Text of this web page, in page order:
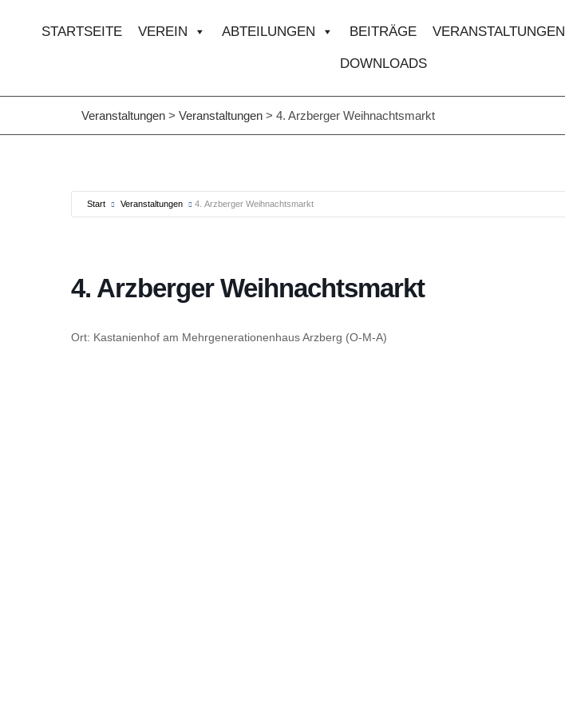
STARTSEITE VEREIN ABTEILUNGEN BEITRÄGE VERANSTALTUNGEN
DOWNLOADS
Veranstaltungen > Veranstaltungen > 4. Arzberger Weihnachtsmarkt
Start Veranstaltungen 4. Arzberger Weihnachtsmarkt
4. Arzberger Weihnachtsmarkt
Ort: Kastanienhof am Mehrgenerationenhaus Arzberg (O-M-A)